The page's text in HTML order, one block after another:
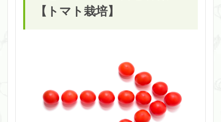
【トマト栽培】